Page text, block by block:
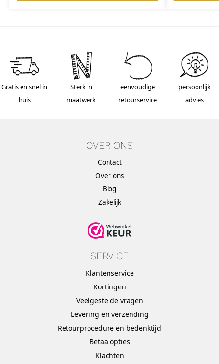
Gratis en snel in
huis
Sterk in
maatwerk
eenvoudige
retourservice
persoonlijk
advies
OVER ONS
Contact
Over ons
Blog
Zakelijk
SERVICE
Klantenservice
Kortingen
Veelgestelde vragen
Levering en verzending
Retourprocedure en bedenktijd
Betaalopties
Klachten